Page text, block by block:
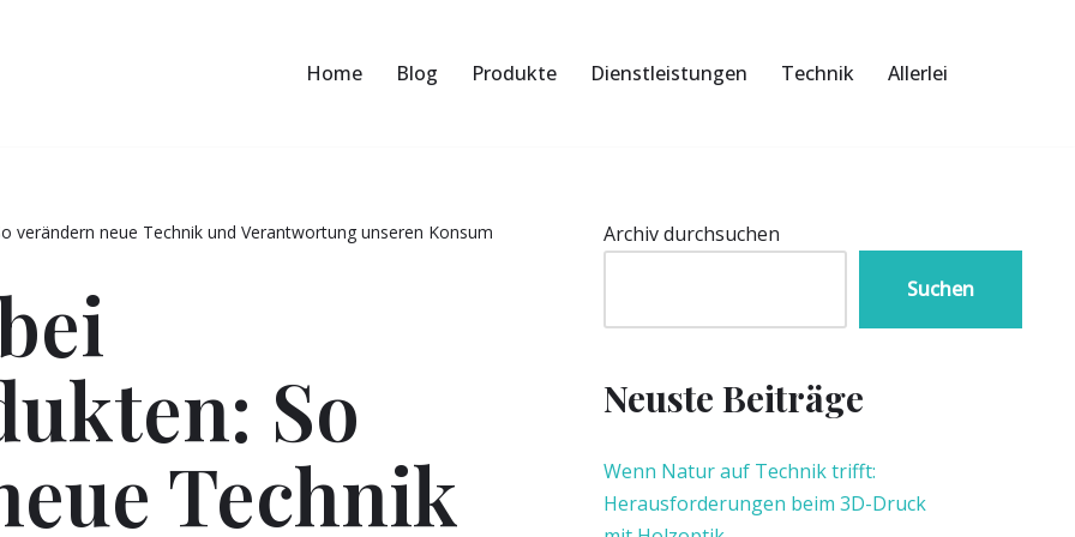
Home Blog Produkte Dienstleistungen Technik Allerlei
verändern neue Technik und Verantwortung unseren Konsum
So
Technik
Archiv durchsuchen
Suchen
Neuste Beiträge
Wenn Natur auf Technik trifft:
Herausforderungen beim 3D-Druck